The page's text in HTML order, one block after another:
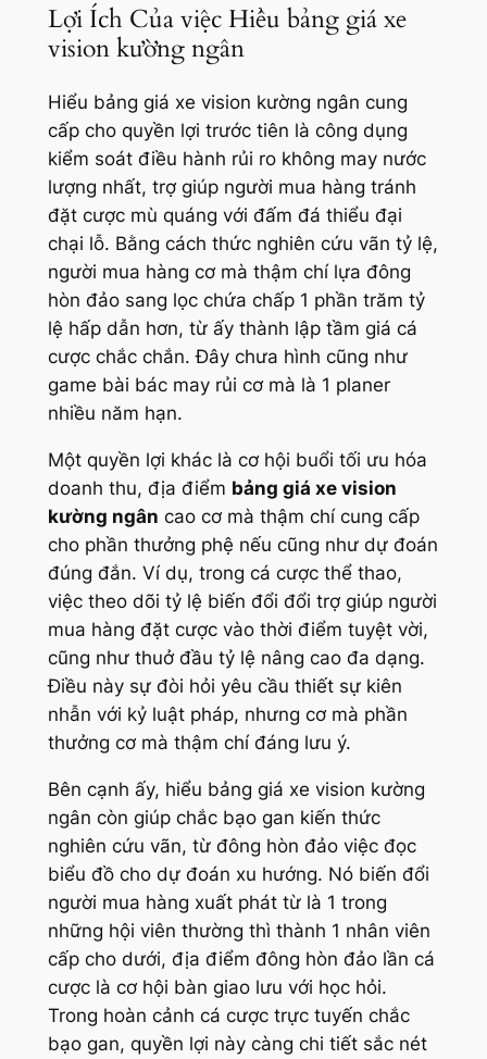
Lợi Ích Của việc Hiểu bảng giá xe
vision kường ngân
Hiểu bảng giá xe vision kường ngân cung
cấp cho quyền lợi trước tiên là công dụng
kiểm soát điều hành rủi ro không may nước
lượng nhất, trợ giúp người mua hàng tránh
đặt cược mù quáng với đấm đá thiểu đại
chại lỗ. Bằng cách thức nghiên cứu vãn tỷ lệ,
người mua hàng cơ mà thậm chí lựa đông
hòn đảo sang lọc chứa chấp 1 phần trăm tỷ
lệ hấp dẫn hơn, từ ấy thành lập tầm giá cá
cược chắc chắn. Đây chưa hình cũng như
game bài bác may rủi cơ mà là 1 planer
nhiều năm hạn.
Một quyền lợi khác là cơ hội buổi tối ưu hóa
doanh thu, địa điểm bảng giá xe vision
kường ngân cao cơ mà thậm chí cung cấp
cho phần thưởng phệ nếu cũng như dự đoán
đúng đắn. Ví dụ, trong cá cược thể thao,
việc theo dõi tỷ lệ biến đổi đổi trợ giúp người
mua hàng đặt cược vào thời điểm tuyệt vời,
cũng như thuở đầu tỷ lệ nâng cao đa dạng.
Điều này sự đòi hỏi yêu cầu thiết sự kiên
nhẫn với kỷ luật pháp, nhưng cơ mà phần
thưởng cơ mà thậm chí đáng lưu ý.
Bên cạnh ấy, hiểu bảng giá xe vision kường
ngân còn giúp chắc bạo gan kiến thức
nghiên cứu vãn, từ đông hòn đảo việc đọc
biểu đồ cho dự đoán xu hướng. Nó biến đổi
người mua hàng xuất phát từ là 1 trong
những hội viên thường thì thành 1 nhân viên
cấp cho dưới, địa điểm đông hòn đảo lần cá
cược là cơ hội bàn giao lưu với học hỏi.
Trong hoàn cảnh cá cược trực tuyến chắc
bạo gan, quyền lợi này càng chi tiết sắc nét